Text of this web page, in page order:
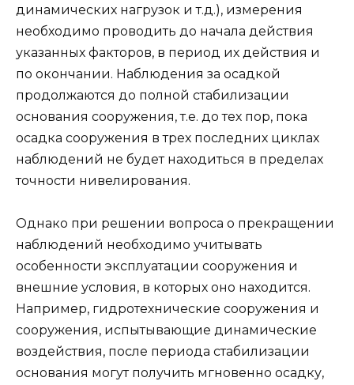
динамических нагрузок и т.д.), измерения
необходимо проводить до начала действия
указанных факторов, в период их действия и
по окончании. Наблюдения за осадкой
продолжаются до полной стабилизации
основания сооружения, т.е. до тех пор, пока
осадка сооружения в трех последних циклах
наблюдений не будет находиться в пределах
точности нивелирования.
Однако при решении вопроса о прекращении
наблюдений необходимо учитывать
особенности эксплуатации сооружения и
внешние условия, в которых оно находится.
Например, гидротехнические сооружения и
сооружения, испытывающие динамические
воздействия, после периода стабилизации
основания могут получить мгновенно осадку,